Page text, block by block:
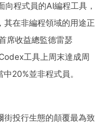
程式員的AI編程工具，
其在非編程領域的用途正
席收益總監德雷瑟
工具上周末達成周
20%並非程式員。
街投行生態的顛覆最為致